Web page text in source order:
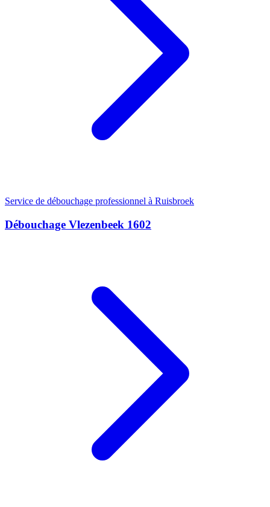
Service de débouchage professionnel à Ruisbroek
Débouchage Vlezenbeek 1602